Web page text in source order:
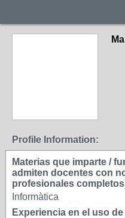
Profile Information:
Materias que imparte /
admiten docentes con
profesionales
Informàtica
Experiencia en el uso